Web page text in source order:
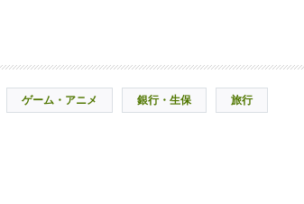
ゲーム・アニメ 銀行・生保 旅行